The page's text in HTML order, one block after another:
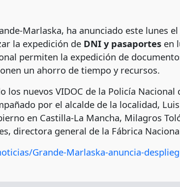
Marlaska, ha anunciado este lunes
la expedición de DNI y pasaportes en
permiten la expedición de
un ahorro de tiempo y recursos.
nuevos VIDOC de la Policía
por el alcalde de la localidad,
en Castilla-La Mancha, Milagros
directora general de la Fábrica
Grande-Marlaska-anuncia-